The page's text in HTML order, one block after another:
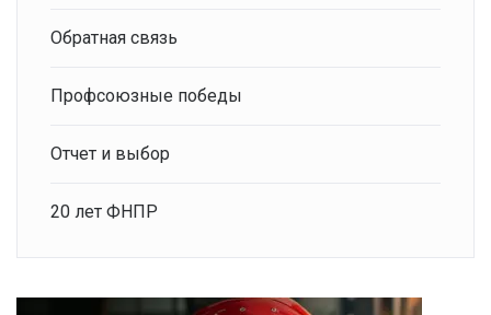
Обратная связь
Профсоюзные победы
Отчет и выбор
20 лет ФНПР